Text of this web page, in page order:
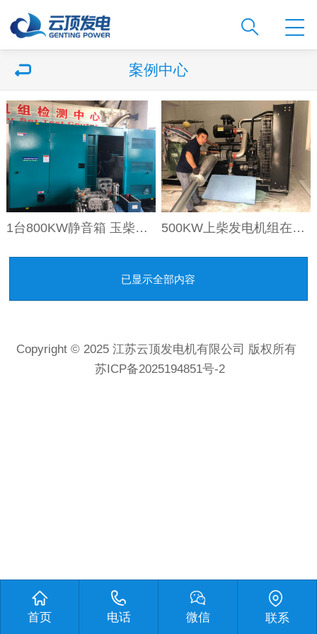
案例中心
1台800KW静音箱 玉柴发电机组发往孟加拉国 500KW上柴发电机组在中储棉项目现场
已显示全部内容
Copyright © 2025 江苏云顶发电机有限公司 版权所有
苏ICP备2025194851号-2
首页 电话 微信 联系